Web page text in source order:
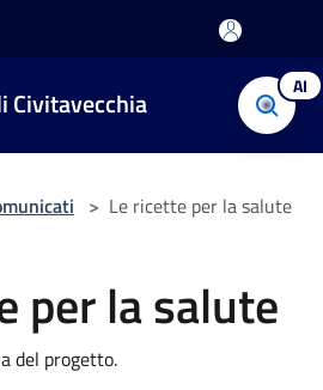
Civitavecchia AI
> Le ricette per la salute
per la salute
del progetto.